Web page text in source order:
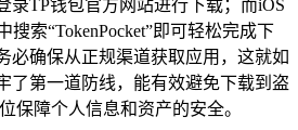
录TP钱包官方网站进行下载；而iOS
搜索“TokenPocket”即可轻松完成下
必确保从正规渠道获取应用，这就如
了第一道防线，能有效避免下载到盗
保障个人信息和资产的安全。